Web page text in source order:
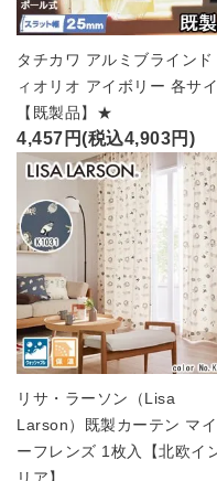
タチカワ アルミブラインド
ィオリオ アイボリー 各サ
【既製品】★
4,457円(税込4,903円)
リサ・ラーソン（Lisa
Larson）既製カーテン マ
ーフレンズ 1枚入【北欧イ